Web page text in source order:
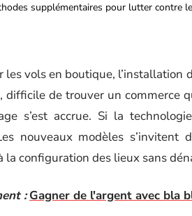
supplémentaires pour lutter contre le
les vols en boutique, l’installation
difficile de trouver un commerce
s’est accrue. Si la
nouveaux modèles
la configuration des lieux sans
: Gagner de l'argent avec bla